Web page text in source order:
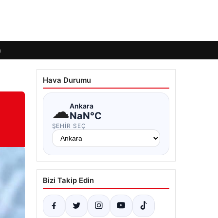
Hava Durumu
☁Ankara
NaN°C
ŞEHIR SEÇ
Bizi Takip Edin